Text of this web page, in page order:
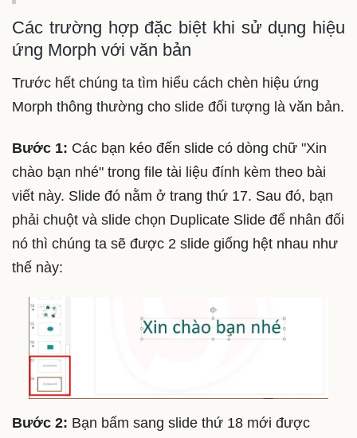
Các trường hợp đặc biệt khi sử dụng hiệu
ứng Morph với văn bản
Trước hết chúng ta tìm hiểu cách chèn hiệu ứng
Morph thông thường cho slide đối tượng là văn bản.
Bước 1: Các bạn kéo đến slide có dòng chữ "Xin
chào bạn nhé" trong file tài liệu đính kèm theo bài
viết này. Slide đó nằm ở trang thứ 17. Sau đó, bạn
phải chuột và slide chọn Duplicate Slide để nhân đối
nó thì chúng ta sẽ được 2 slide giống hệt nhau như
thế này:
Bước 2: Bạn bấm sang slide thứ 18 mới được